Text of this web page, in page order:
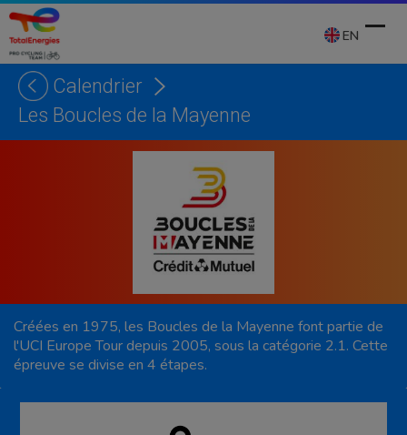
Skip
content
EN
Calendrier
Les Boucles de la Mayenne
Créées en 1975, les Boucles de la Mayenne font partie de
l'UCI Europe Tour depuis 2005, sous la catégorie 2.1. Cette
épreuve se divise en 4 étapes.